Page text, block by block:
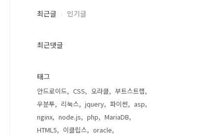
최근글 인기글
최근댓글
태그
안드로이드 CSS 오라클
부트스트랩
우분투
리눅스 jquery 파이썬
asp
nginx
node.js php
MariaDB
HTML5
이클립스
oracle